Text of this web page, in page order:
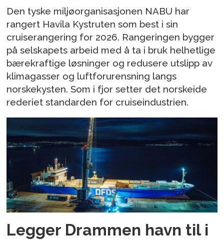
Den tyske miljøorganisasjonen NABU har
rangert Havila Kystruten som best i sin
cruiserangering for 2026. Rangeringen bygger
på selskapets arbeid med å ta i bruk helhetlige
bærekraftige løsninger og redusere utslipp av
klimagasser og luftforurensning langs
norskekysten. Som i fjor setter det norskeide
rederiet standarden for cruiseindustrien.
Legger Drammen havn til i